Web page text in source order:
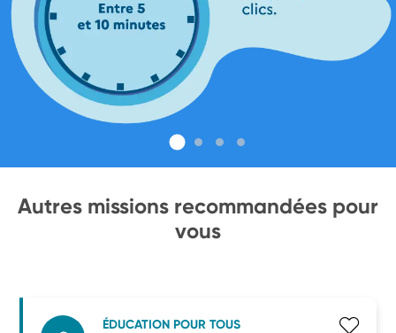
Autres missions recommandées pour
vous
ÉDUCATION POUR TOUS